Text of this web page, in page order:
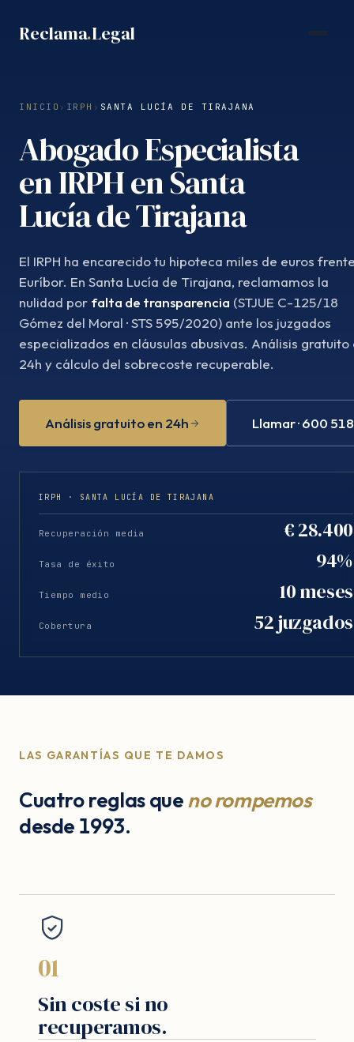
Reclama.Legal
INICIO › IRPH › SANTA LUCÍA DE TIRAJANA
Abogado Especialista
en IRPH en Santa
Lucía de Tirajana
El IRPH ha encarecido tu hipoteca miles de euros
Euríbor. En Santa Lucía de Tirajana, reclamamos la
nulidad por falta de transparencia (STJUE C-125/18
Gómez del Moral · STS 595/2020) ante los juzgados
especializados en cláusulas abusivas. Análisis gratuito
24h y cálculo del sobrecoste recuperable.
Análisis gratuito en 24h Llamar · 600
IRPH · SANTA LUCÍA DE TIRAJANA
Recuperación media € 28.400
Tasa de éxito 94%
Tiempo medio 10 meses
Cobertura 52 juzgados
LAS GARANTÍAS QUE TE DAMOS
Cuatro reglas queno rompemos
desde 1993.
01
Sin coste si no
recuperamos.